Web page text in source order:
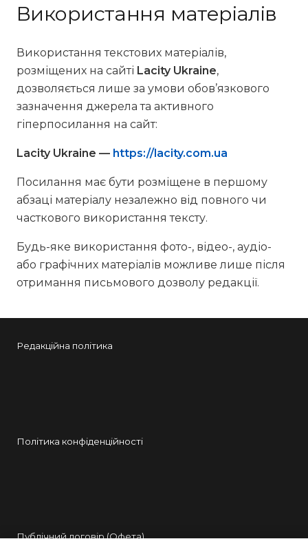
Використання матеріалів
Використання текстових матеріалів,
розміщених на сайті Lacity Ukraine,
дозволяється лише за умови обов’язкового
зазначення джерела та активного
гіперпосилання на сайт:
Lacity Ukraine — https://lacity.com.ua
Посилання має бути розміщене в першому
абзаці матеріалу незалежно від повного чи
часткового використання тексту.
Будь-яке використання фото-, відео-, аудіо-
або графічних матеріалів можливе лише після
отримання письмового дозволу редакції.
Редакційна політика
Політика конфіденційності
Публічний договір (Офета)